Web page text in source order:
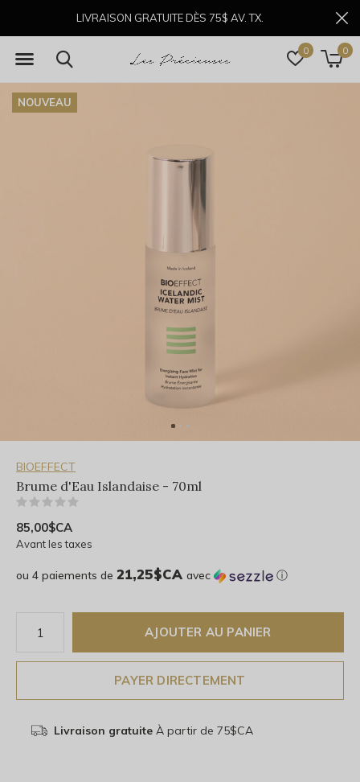
0 0
LIVRAISON GRATUITE DÈS 75$ AV. TX.
NOUVEAU
BIOEFFECT
Brume d'Eau Islandaise - 70ml
85,00$CA
Avant les taxes
ou 4 paiements de 21,25$CA avec ⓘ
AJOUTER AU PANIER
PAYER DIRECTEMENT
Livraison gratuiteÀ partir de 75$CA